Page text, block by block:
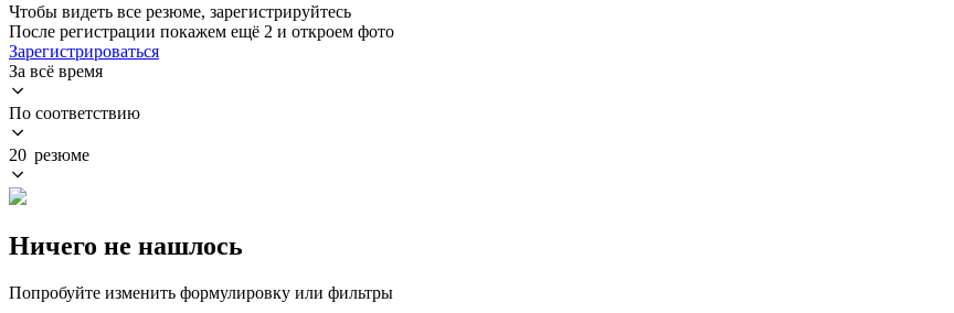
Чтобы видеть все резюме, зарегистрируйтесь
После регистрации покажем ещё 2 и откроем фото
Зарегистрироваться
За всё время
По соответствию
20 резюме
Ничего не нашлось
Попробуйте изменить формулировку или фильтры